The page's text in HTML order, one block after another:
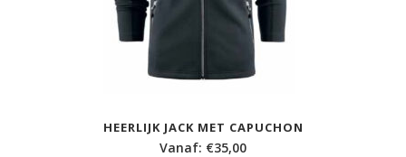
HEERLIJK JACK MET CAPUCHON
Vanaf: €35,00